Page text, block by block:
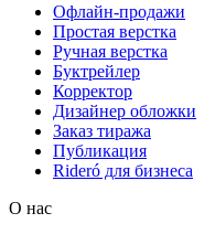
Офлайн-продажи
Простая верстка
Ручная верстка
Буктрейлер
Корректор
Дизайнер обложки
Заказ тиража
Публикация
Rideró для бизнеса
О нас